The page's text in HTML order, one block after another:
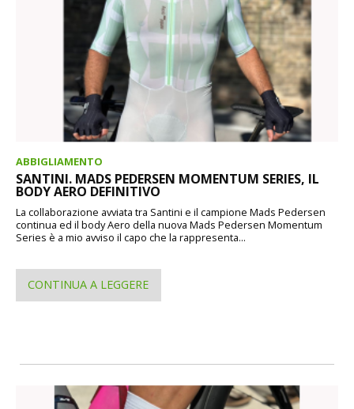
ABBIGLIAMENTO
SANTINI. MADS PEDERSEN MOMENTUM SERIES, IL
BODY AERO DEFINITIVO
La collaborazione avviata tra Santini e il campione Mads Pedersen
continua ed il body Aero della nuova Mads Pedersen Momentum
Series è a mio avviso il capo che la rappresenta...
CONTINUA A LEGGERE